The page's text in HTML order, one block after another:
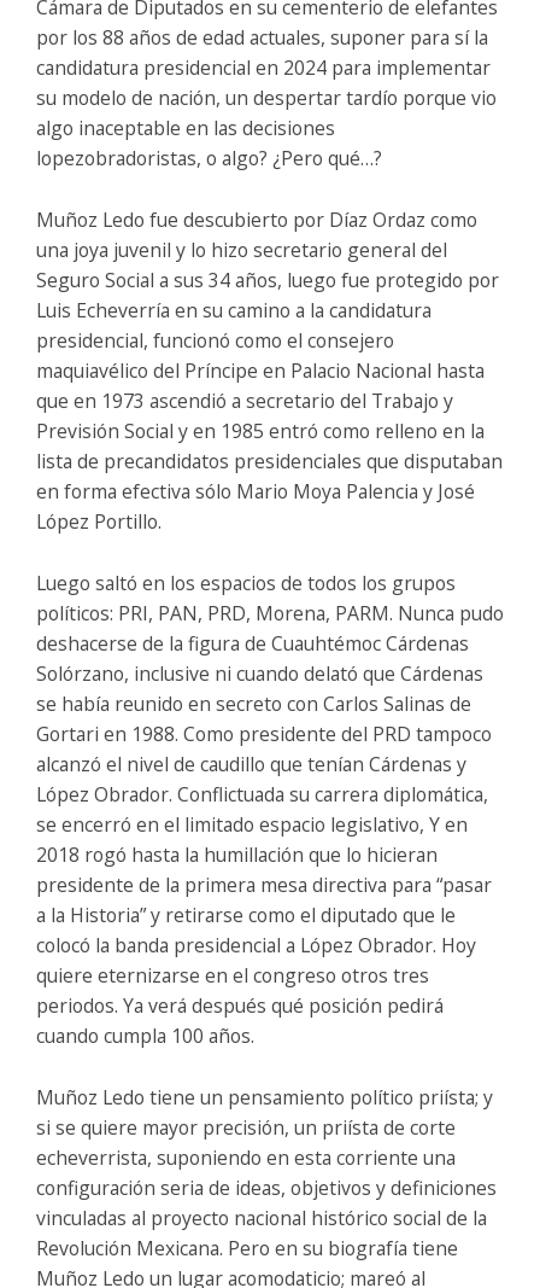
Cámara de Diputados en su cementerio de elefantes
por los 88 años de edad actuales, suponer para sí la
candidatura presidencial en 2024 para implementar
su modelo de nación, un despertar tardío porque vio
algo inaceptable en las decisiones
lopezobradoristas, o algo? ¿Pero qué…?
Muñoz Ledo fue descubierto por Díaz Ordaz como
una joya juvenil y lo hizo secretario general del
Seguro Social a sus 34 años, luego fue protegido por
Luis Echeverría en su camino a la candidatura
presidencial, funcionó como el consejero
maquiavélico del Príncipe en Palacio Nacional hasta
que en 1973 ascendió a secretario del Trabajo y
Previsión Social y en 1985 entró como relleno en la
lista de precandidatos presidenciales que disputaban
en forma efectiva sólo Mario Moya Palencia y José
López Portillo.
Luego saltó en los espacios de todos los grupos
políticos: PRI, PAN, PRD, Morena, PARM. Nunca pudo
deshacerse de la figura de Cuauhtémoc Cárdenas
Solórzano, inclusive ni cuando delató que Cárdenas
se había reunido en secreto con Carlos Salinas de
Gortari en 1988. Como presidente del PRD tampoco
alcanzó el nivel de caudillo que tenían Cárdenas y
López Obrador. Conflictuada su carrera diplomática,
se encerró en el limitado espacio legislativo, Y en
2018 rogó hasta la humillación que lo hicieran
presidente de la primera mesa directiva para “pasar
a la Historia” y retirarse como el diputado que le
colocó la banda presidencial a López Obrador. Hoy
quiere eternizarse en el congreso otros tres
periodos. Ya verá después qué posición pedirá
cuando cumpla 100 años.
Muñoz Ledo tiene un pensamiento político priísta; y
si se quiere mayor precisión, un priísta de corte
echeverrista, suponiendo en esta corriente una
configuración seria de ideas, objetivos y definiciones
vinculadas al proyecto nacional histórico social de la
Revolución Mexicana. Pero en su biografía tiene
Muñoz Ledo un lugar acomodaticio; mareó al